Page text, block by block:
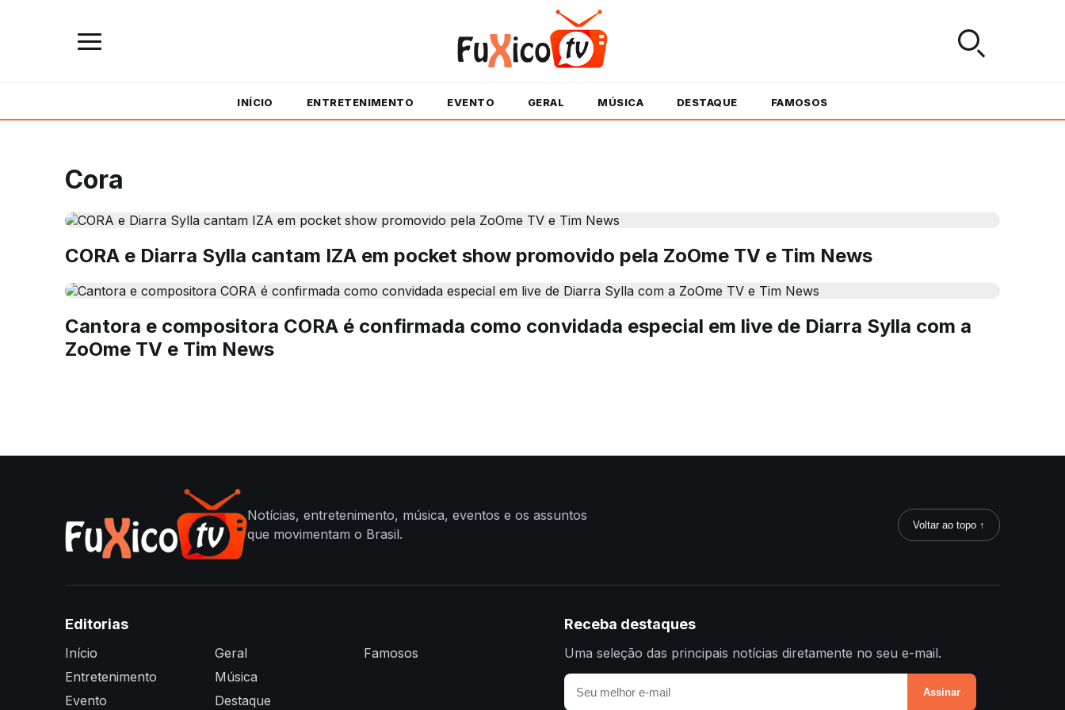
INÍCIO ENTRETENIMENTO EVENTO GERAL MÚSICA DESTAQUE FAMOSOS
Cora
CORA e Diarra Sylla cantam IZA em pocket show promovido pela ZoOme TV e Tim News
Cantora e compositora CORA é confirmada como convidada especial em live de Diarra Sylla com a
ZoOme TV e Tim News
Notícias, entretenimento, música, eventos e os assuntos
que movimentam o Brasil.
Voltar ao topo ↑
Editorias
Início
Entretenimento
Evento
Geral
Música
Destaque
Famosos
Receba destaques
Uma seleção das principais notícias diretamente no seu e-mail.
Assinar